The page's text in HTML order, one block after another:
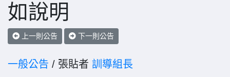
如說明
上一則公告 下一則公告
一般公告 / 張貼者 訓導組長